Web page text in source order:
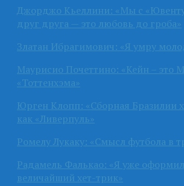
Джорджо Кьеллини: «Мы с
друг друга — это любовь до гроба»
Златан Ибрагимович: «Я умру
Маурисио Почеттино: «Кейн – это
«Тоттенхэма»
Юрген Клопп: «Сборная Бразилии
как «Ливерпуль»
Ромелу Лукаку: «Смысл футбола в
Радамель Фалькао: «Я уже
величайший хет-трик»